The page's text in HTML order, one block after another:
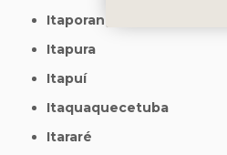
Itaporanga
Itapura
Itapuí
Itaquaquecetuba
Itararé